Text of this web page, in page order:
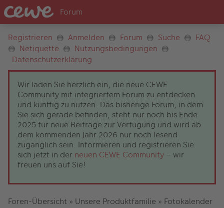
Registrieren Anmelden Forum Suche
FAQ
Netiquette
Nutzungsbedingungen
Datenschutzerklärung
Wir laden Sie herzlich ein, die neue CEWE
Community mit integriertem Forum zu entdecken
und künftig zu nutzen. Das bisherige Forum, in dem
Sie sich gerade befinden, steht nur noch bis Ende
2025 für neue Beiträge zur Verfügung und wird ab
dem kommenden Jahr 2026 nur noch lesend
zugänglich sein. Informieren und registrieren Sie
sich jetzt in der neuen CEWE Community – wir
freuen uns auf Sie!
Foren-Übersicht » Unsere Produktfamilie » Fotokalender